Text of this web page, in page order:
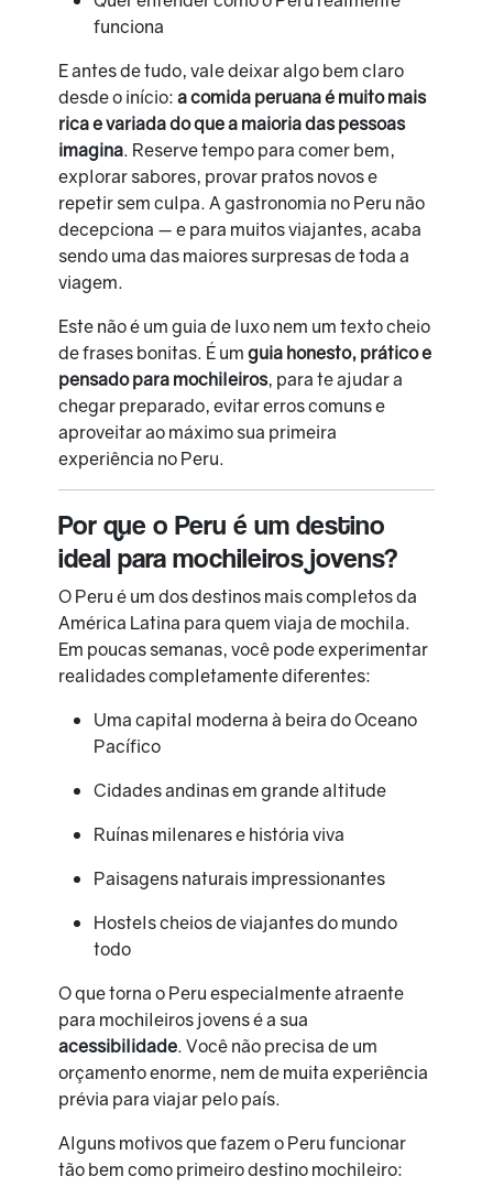
funciona
E antes de tudo, vale deixar algo bem claro
desde o início: a comida peruana é muito mais
rica e variada do que a maioria das pessoas
imagina. Reserve tempo para comer bem,
explorar sabores, provar pratos novos e
repetir sem culpa. A gastronomia no Peru não
decepciona — e para muitos viajantes, acaba
sendo uma das maiores surpresas de toda a
viagem.
Este não é um guia de luxo nem um texto cheio
de frases bonitas. É um guia honesto, prático e
pensado para mochileiros, para te ajudar a
chegar preparado, evitar erros comuns e
aproveitar ao máximo sua primeira
experiência no Peru.
Por que o Peru é um destino
ideal para mochileiros jovens?
O Peru é um dos destinos mais completos da
América Latina para quem viaja de mochila.
Em poucas semanas, você pode experimentar
realidades completamente diferentes:
Uma capital moderna à beira do Oceano
Pacífico
Cidades andinas em grande altitude
Ruínas milenares e história viva
Paisagens naturais impressionantes
Hostels cheios de viajantes do mundo
todo
O que torna o Peru especialmente atraente
para mochileiros jovens é a sua
acessibilidade. Você não precisa de um
orçamento enorme, nem de muita experiência
prévia para viajar pelo país.
Alguns motivos que fazem o Peru funcionar
tão bem como primeiro destino mochileiro: